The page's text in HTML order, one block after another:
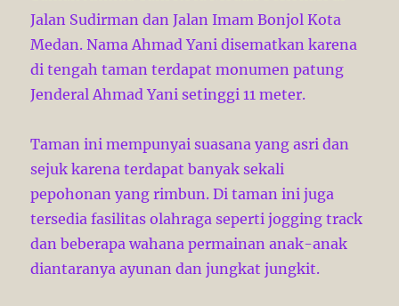
Jalan Sudirman dan Jalan Imam Bonjol Kota
Medan. Nama Ahmad Yani disematkan karena
di tengah taman terdapat monumen patung
Jenderal Ahmad Yani setinggi 11 meter.
Taman ini mempunyai suasana yang asri dan
sejuk karena terdapat banyak sekali
pepohonan yang rimbun. Di taman ini juga
tersedia fasilitas olahraga seperti jogging track
dan beberapa wahana permainan anak-anak
diantaranya ayunan dan jungkat jungkit.